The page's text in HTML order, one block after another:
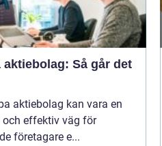
aktiebolag: Så går det
aktiebolag kan vara en
och effektiv väg för
företagare e...